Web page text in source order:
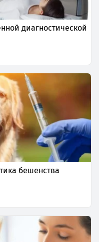
диагностической
бешенства